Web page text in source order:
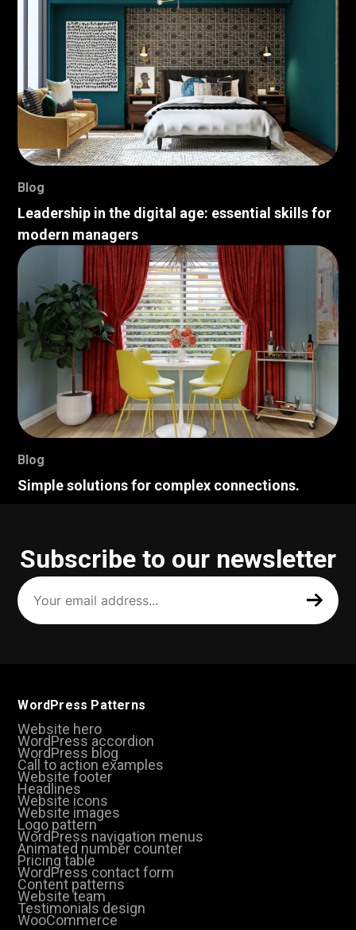
Blog
Leadership in the digital age: essential skills for
modern managers
Blog
Simple solutions for complex connections.
Subscribe to our newsletter
Your
email
address
(Required)
WordPress Patterns
Website hero
WordPress accordion
WordPress blog
Call to action examples
Website footer
Headlines
Website icons
Website images
Logo pattern
WordPress navigation menus
Animated number counter
Pricing table
WordPress contact form
Content patterns
Website team
Testimonials design
WooCommerce